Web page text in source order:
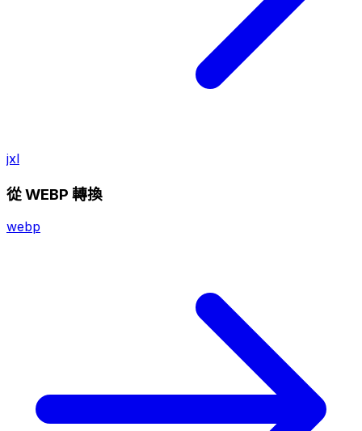
jxl
從 WEBP 轉換
webp